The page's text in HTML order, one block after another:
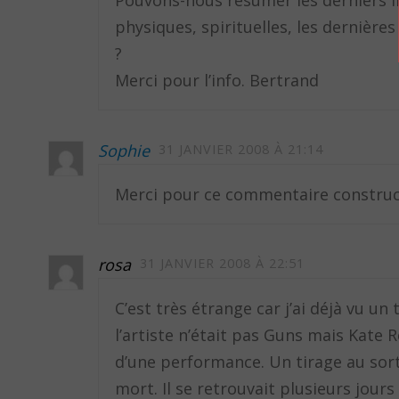
physiques, spirituelles, les
?
Merci pour l’info. Bertrand
Sophie 31 JANVIER 2008 À 21:14
Merci pour ce commentaire
rosa 31 JANVIER 2008 À 22:51
C’est très étrange car j’ai déjà vu
l’artiste n’était pas Guns mais Kate
d’une performance. Un tirage au
mort. Il se retrouvait plusieurs